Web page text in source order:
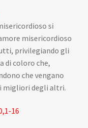
si
misericordioso
privilegiando gli
di coloro che,
che vengano
migliori degli altri.
16